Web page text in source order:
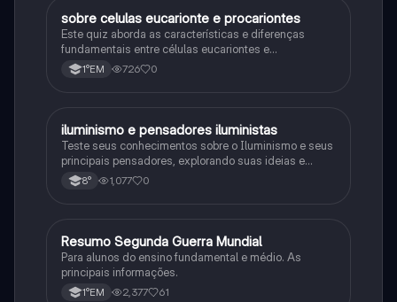
Biologia
sobre celulas eucarionte e procariontes
Este quiz aborda as características e diferenças
fundamentais entre células eucariontes e
procariontes.
1°EM 726 0
História
iluminismo e pensadores iluministas
Teste seus conhecimentos sobre o Iluminismo e seus
principais pensadores, explorando suas ideias e
impacto histórico.
8° 1,077 0
História
Resumo Segunda Guerra Mundial
Para alunos do ensino fundamental e médio. As
principais informações.
1°EM 2,377 61